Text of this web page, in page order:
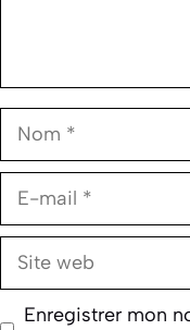
Nom
E-
Site
Enregistrer mon